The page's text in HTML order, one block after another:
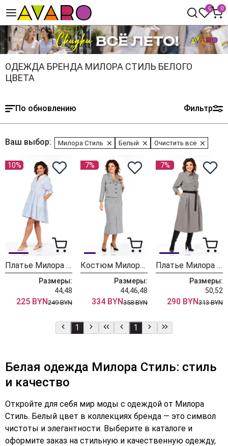
0 0
ОДЕЖДА БРЕНДА МИЛОРА СТИЛЬ БЕЛОГО
ЦВЕТА
По обновлению Фильтр
Ваш выбор: Милора Стиль Белый Очистить все
10%
Платье Милора Стиль 1355 белый
Размеры:
44,48
225 BYN249 BYN
7%
Костюм Милора Стиль 1382 гусиная лапка
Размеры:
44,46,48
334 BYN358 BYN
7%
Платье Милора Стиль 1371 гусиная лапка
Размеры:
50,52
290 BYN313 BYN
1 1
Белая одежда Милора Стиль: стиль
и качество
Откройте для себя мир моды с одеждой от Милора
Стиль. Белый цвет в коллекциях бренда — это символ
чистоты и элегантности. Выберите в каталоге и
оформите заказ на стильную и качественную одежду,